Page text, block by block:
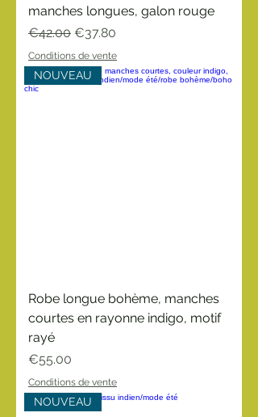
manches longues, galon rouge
Regular Price
€42.00 Sale Price
€37.80
Conditions de vente
NOUVEAU
Robe longue bohème, manches
courtes en rayonne indigo, motif
rayé
Price
€55.00
Conditions de vente
NOUVEAU